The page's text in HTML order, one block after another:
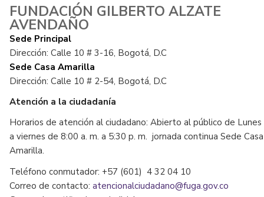
FUNDACIÓN GILBERTO ALZATE
AVENDAÑO
Sede Principal
Dirección: Calle 10 # 3-16, Bogotá, D.C
Sede Casa Amarilla
Dirección: Calle 10 # 2-54, Bogotá, D.C
Atención a la ciudadanía
Horarios de atención al ciudadano: Abierto al público de Lunes
a viernes de 8:00 a. m. a 5:30 p. m. jornada continua Sede Casa
Amarilla.
Teléfono conmutador: +57 (601) 4 32 04 10
Correo de contacto: atencionalciudadano@fuga.gov.co